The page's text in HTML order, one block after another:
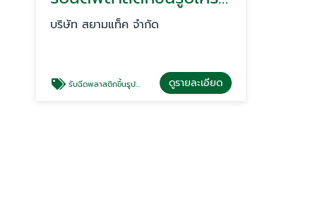
บริษัท สยามแท็ค จำกัด
รับฉีดพลาสติกขึ้นรูปเครื่องใช้ไฟฟ้า ดูรายละเอียด